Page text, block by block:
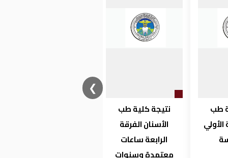
❮
نتيجة كلية طب
الأسنان الفرقة
الرابعة ساعات
معتمدة وسنوات
طب